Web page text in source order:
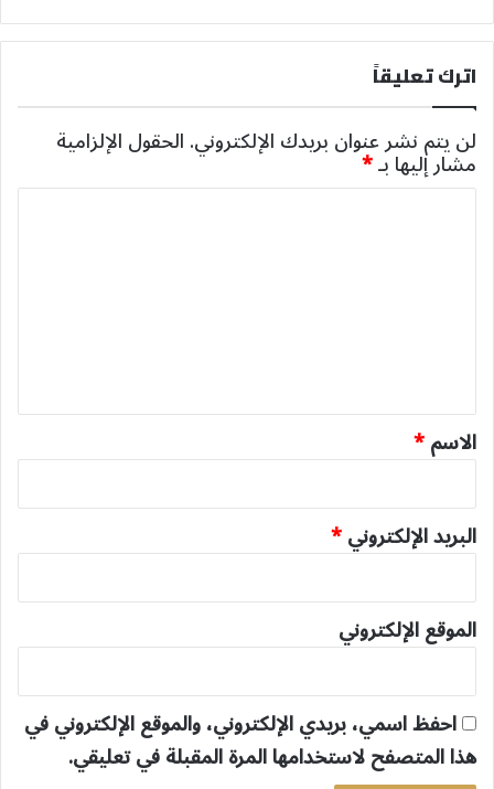
اترك تعليقاً
لن يتم نشر عنوان بريدك الإلكتروني.الحقول الإلزامية
مشار إليها بـ*
ق
*
الاسم*
البريد الإلكتروني*
الموقع الإلكتروني
احفظ اسمي، بريدي الإلكتروني، والموقع الإلكتروني في
هذا المتصفح لاستخدامها المرة المقبلة في تعليقي.